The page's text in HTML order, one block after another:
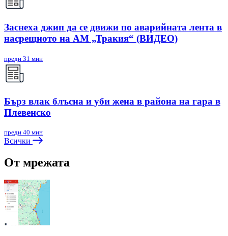
Заснеха джип да се движи по аварийната лента в
насрещното на АМ „Тракия“ (ВИДЕО)
преди 31 мин
Бърз влак блъсна и уби жена в района на гара в
Плевенско
преди 40 мин
Всички
От мрежата